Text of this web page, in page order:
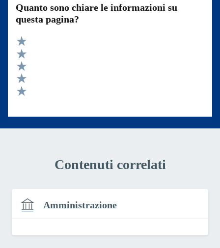
Quanto sono chiare le informazioni su
questa pagina?
Valuta 5 stelle su 5
Valuta 4 stelle su 5
Valuta 3 stelle su 5
Valuta 2 stelle su 5
Contenuti correlati
Amministrazione